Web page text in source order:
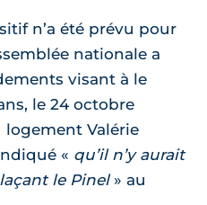
n’a été prévu pour
nationale a
visant à le
le 24 octobre
Valérie
qu’il n’y aurait
le Pinel
au